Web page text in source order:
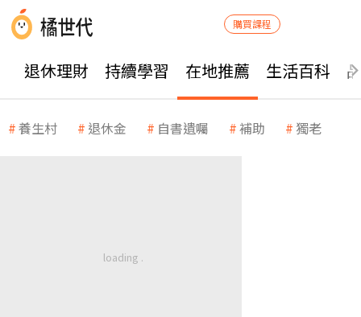
購買課程
退休理財 持續學習 在地推薦 生活百科
養生村 退休金 自書遺囑 補助 獨老